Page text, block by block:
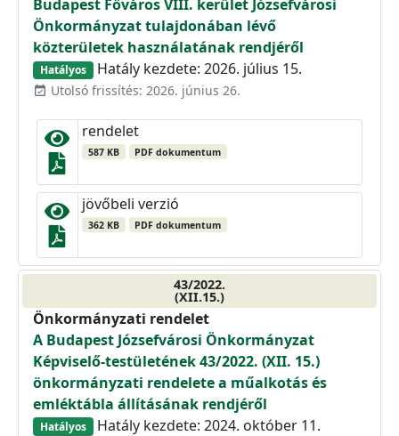
Budapest Főváros VIII. kerület Józsefvárosi
Önkormányzat tulajdonában lévő
közterületek használatának rendjéről
Hatályos Hatály kezdete: 2026. július 15.
event_available Utolsó frissítés: 2026. június 26.
rendelet
587 KB PDF dokumentum
jövőbeli verzió
362 KB PDF dokumentum
43/2022.
(XII.15.)
Önkormányzati rendelet
A Budapest Józsefvárosi Önkormányzat
Képviselő-testületének 43/2022. (XII. 15.)
önkormányzati rendelete a műalkotás és
emléktábla állításának rendjéről
Hatályos Hatály kezdete: 2024. október 11.